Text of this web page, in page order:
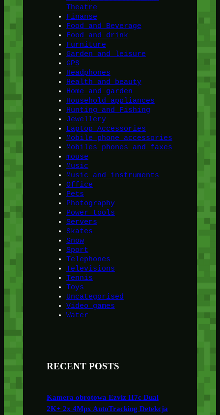
Theatre
Finanse
Food and Beverage
Food and drink
Furniture
Garden and leisure
GPS
Headphones
Health and beauty
Home and garden
Household appliances
Hunting and Fishing
Jewellery
Laptop Accessories
Mobile phone accessories
Mobiles phones and faxes
mouse
Music
Music and instruments
Office
Pets
Photography
Power tools
Servers
Skates
Snow
Sport
Telephones
Televisions
Tennis
Toys
Uncategorised
Video games
Water
RECENT POSTS
Kamera obrotowa Ezviz H7c Dual
2K+ 2x 4Mpx AutoTracking Detekcja